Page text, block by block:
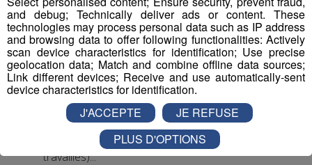
CDI, 35h hebdomadaires, travail 1 weekend /2
(prime les dimanches travaillés)
Rémunération base conventionnelle CCN 1966,
salaire brut mensuel (indicatif de base, ancienneté
et diplôme pris en compte) : 2 000€
Mutuelle prise en charge à 90% par l’employeur
Financement VAE et formations par l’employeur,
avantages œuvres sociales, cycle de travail en 2
semaines (1 semaine 5 jours et 1 semaine 4 jours
travaillés)...
and debug; Technically deliver ads or content. These
technologies may process personal data such as IP address
and browsing data to offer following functionalities: Actively
scan device characteristics for identification; Use precise
geolocation data; Match and combine offline data sources;
Link different devices; Receive and use automatically-sent
device characteristics for identification.
J'ACCEPTE
JE REFUSE
PLUS D'OPTIONS